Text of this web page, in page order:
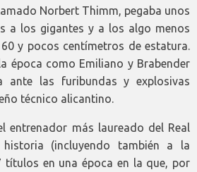
Norbert Thimm, pegaba unos
a los gigantes y a los algo menos
y pocos centímetros de estatura.
época como Emiliano y Brabender
ante las furibundas y explosivas
técnico alicantino.
entrenador más laureado del Real
(incluyendo también a la
títulos en una época en la que, por